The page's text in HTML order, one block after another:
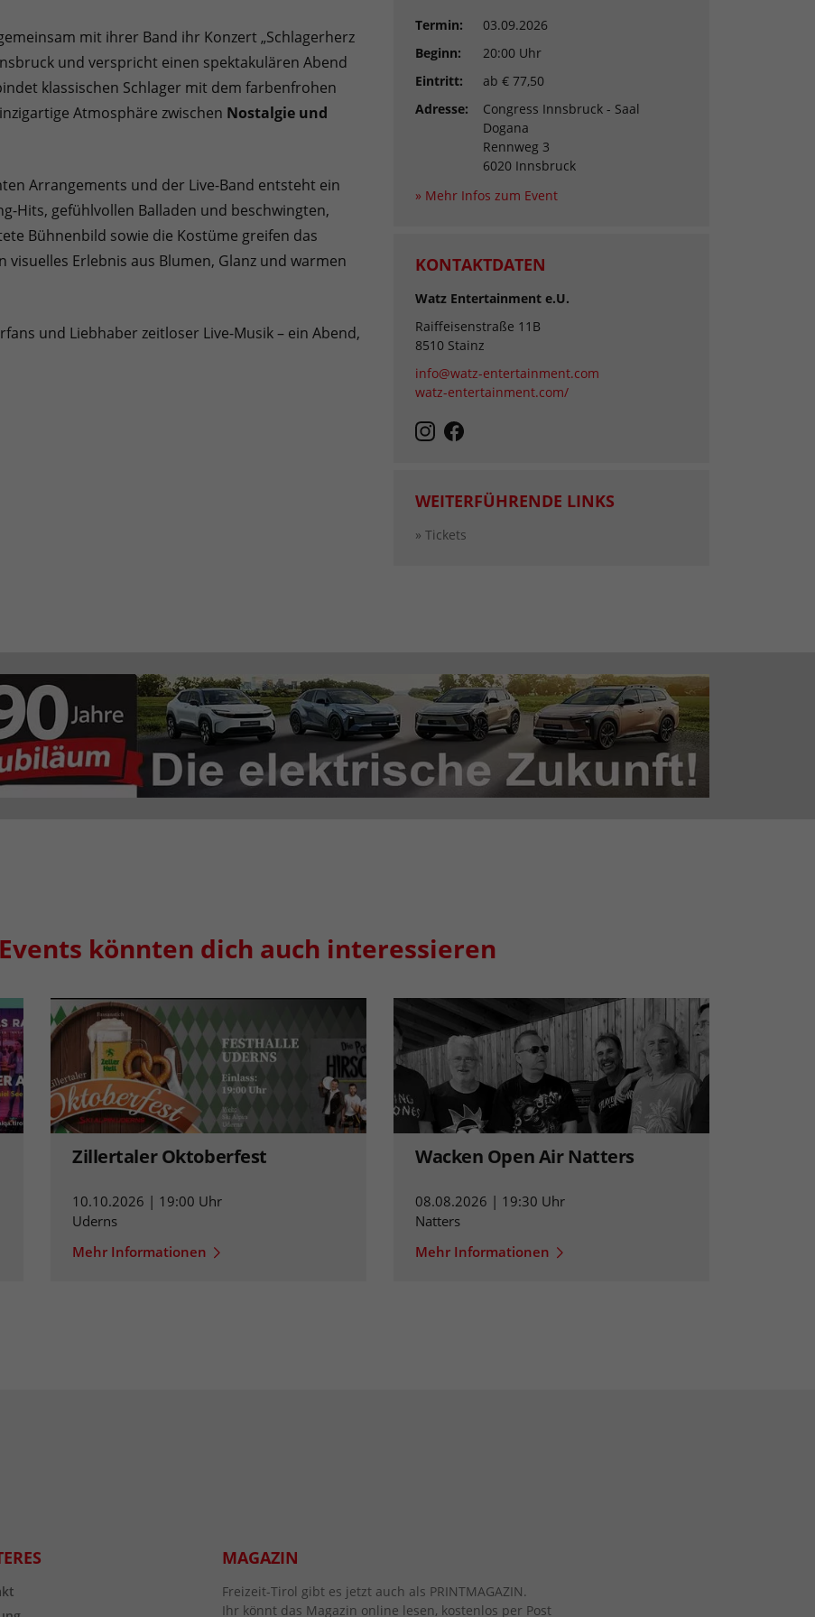
mit ihrer Band ihr Konzert „Schlagerherz
und verspricht einen spektakulären Abend
klassischen Schlager mit dem farbenfrohen
Atmosphäre zwischen Nostalgie und
Arrangements und der Live-Band entsteht ein
Hits, gefühlvollen Balladen und beschwingten,
Bühnenbild sowie die Kostüme greifen das
Erlebnis aus Blumen, Glanz und warmen
und Liebhaber zeitloser Live-Musik – ein Abend,
Termin:
03.09.2026
Beginn:
20:00 Uhr
Eintritt:
ab € 77,50
Adresse:
Congress Innsbruck - Saal
Dogana
Rennweg 3
6020 Innsbruck
» Mehr Infos zum Event
KONTAKTDATEN
Watz Entertainment e.U.
Raiffeisenstraße 11B
8510 Stainz
info@watz-entertainment.com
watz-entertainment.com/
WEITERFÜHRENDE LINKS
» Tickets
könnten dich auch interessieren
Zillertaler Oktoberfest
10.10.2026 | 19:00 Uhr
Uderns
Mehr Informationen
Wacken Open Air Natters
08.08.2026 | 19:30 Uhr
Natters
Mehr Informationen
MAGAZIN
Freizeit-Tirol gibt es jetzt auch als PRINTMAGAZIN.
Ihr könnt das Magazin online lesen, kostenlos per Post